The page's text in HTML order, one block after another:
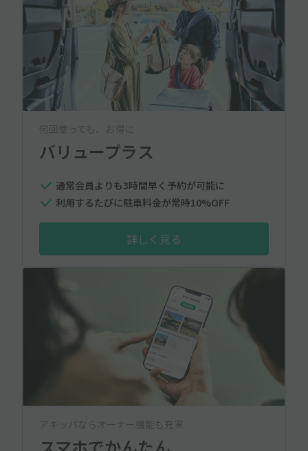
何回使っても、お得に
バリュープラス
通常会員よりも3時間早く予約が可能に
利用するたびに駐車料金が常時10%OFF
詳しく見る
アキッパならオーナー機能も充実